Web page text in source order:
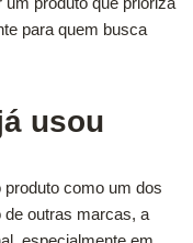
para quem busca
usou
produto como um dos
de outras marcas, a